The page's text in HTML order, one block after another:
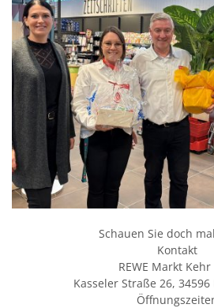
Wichtige
Schauen Sie doch
Kontakt
REWE Markt Kehr
Kasseler Straße 26,